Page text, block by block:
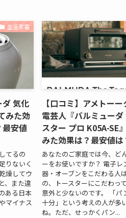
生活家電
ダ 気化
みた効
最安値
てるの
りないく
燥してウ
、また違
ある日本
マイナス
【口コミ】アメトー
電芸人『バルミューダ
スター プロ K05A-SE
みた効果は？最安値は
あなたのご家庭では今、ど
ーをお使いですか？ 電子レ
器・オーブンをこだわる人
の、トースターにこだわっ
意外と少ないのです。 「パ
十分」という考えの人が多
ね。ただ、せっかくパン...